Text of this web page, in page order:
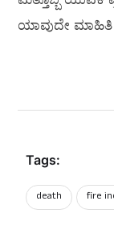
ಯಾವುದೇ ಮಾಹಿತಿ
Tags:
death fire